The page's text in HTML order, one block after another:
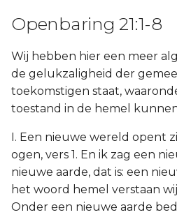
Openbaring 21:1-8
Wij hebben hier een meer
de gelukzaligheid der
toekomstigen staat,
toestand in de hemel
I. Een nieuwe wereld opent
ogen, vers 1. En ik zag een
nieuwe aarde, dat is: een
het woord hemel verstaan
Onder een nieuwe aarde